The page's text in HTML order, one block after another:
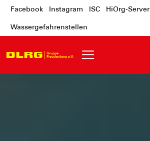
Facebook Instagram ISC HiOrg-Server
Wassergefahrenstellen